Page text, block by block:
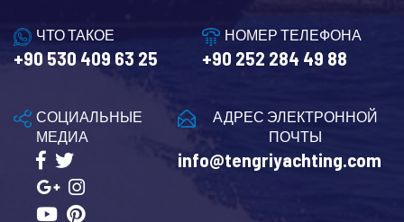
ЧТО ТАКОЕ
+90 530 409 63 25
НОМЕР ТЕЛЕФОНА
+90 252 284 49 88
АДРЕС ЭЛЕКТРОННОЙ
ПОЧТЫ
info@tengriyachting.com
СОЦИАЛЬНЫЕ
МЕДИА